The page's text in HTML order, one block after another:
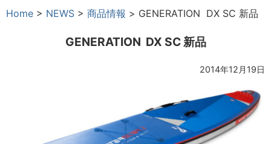
Home > NEWS > 商品情報 > GENERATION DX SC 新品
GENERATION DX SC 新品
2014年12月19日